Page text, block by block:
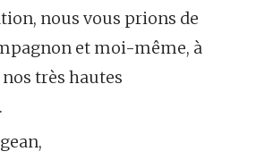
nous vous prions de
et moi-même, à
très hautes